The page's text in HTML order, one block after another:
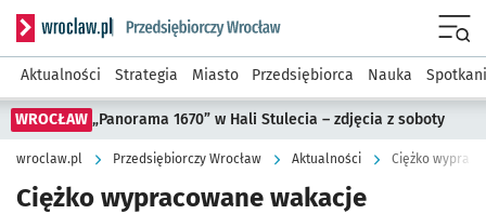
Serwis informacyjny wroclaw.pl podserwis: Strategia
Aktualności Strategia Miasto Przedsiębiorca Nauka
WROCŁAW „Panorama 1670” w Hali Stulecia – zdjęcia z soboty
wroclaw.pl Przedsiębiorczy Wrocław Aktualności Ciężko
Ciężko wypracowane wakacje